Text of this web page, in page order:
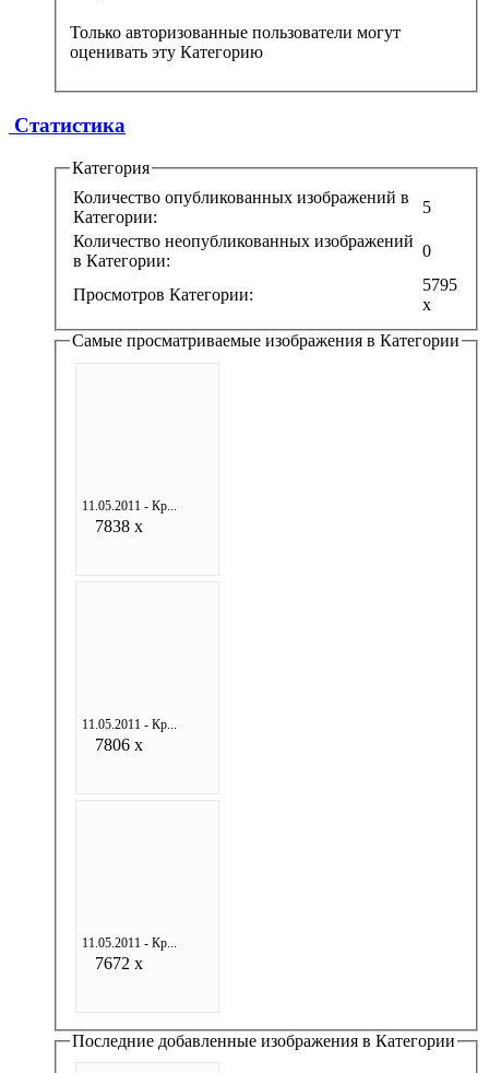
Только авторизованные пользователи могут
оценивать эту Категорию
Статистика
Категория
Количество опубликованных изображений в
Категории:
5
Количество неопубликованных изображений
в Категории:
0
Просмотров Категории:
5795
x
Самые просматриваемые изображения в Категории
11.05.2011 - Кр...
7838 x
11.05.2011 - Кр...
7806 x
11.05.2011 - Кр...
7672 x
Последние добавленные изображения в Категории